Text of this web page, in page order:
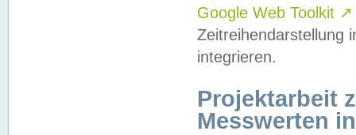
Google Web Toolkit ↗
Zeitreihendarstellung
integrieren.
Projektarbeit
Messwerten